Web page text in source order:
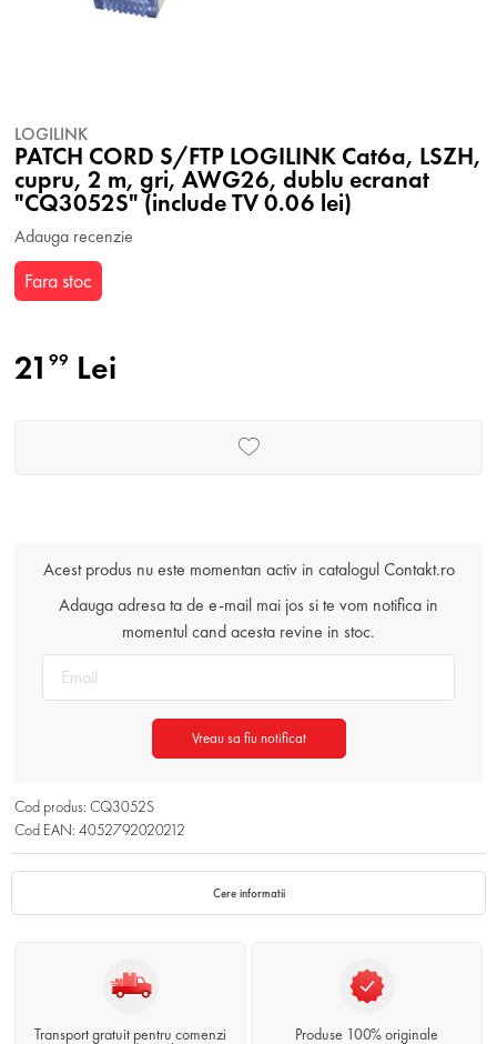
LOGILINK
PATCH CORD S/FTP LOGILINK Cat6a, LSZH,
cupru, 2 m, gri, AWG26, dublu ecranat
"CQ3052S" (include TV 0.06 lei)
Adauga recenzie
Fara stoc
21 99 Lei
Acest produs nu este momentan activ in catalogul Contakt.ro
Adauga adresa ta de e-mail mai jos si te vom notifica in
momentul cand acesta revine in stoc.
Vreau sa fiu notificat
Cod produs: CQ3052S
Cod EAN: 4052792020212
Cere informatii
Transport gratuit pentru comenzi
Produse 100% originale